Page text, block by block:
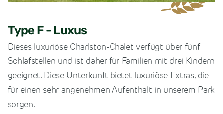
Type F - Luxus
Dieses luxuriöse Charlston-Chalet verfügt über fünf
Schlafstellen und ist daher für Familien mit drei Kindern
geeignet. Diese Unterkunft bietet luxuriöse Extras, die
für einen sehr angenehmen Aufenthalt in unserem Park
sorgen.